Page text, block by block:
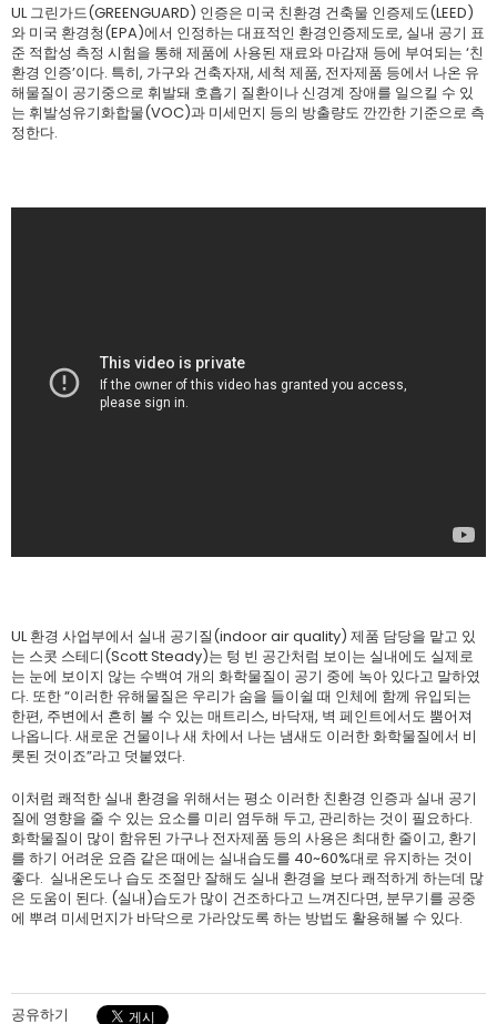
UL 그린가드(GREENGUARD) 인증은 미국 친환경 건축물 인증제도(LEED)
와 미국 환경청(EPA)에서 인정하는 대표적인 환경인증제도로, 실내 공기 표
준 적합성 측정 시험을 통해 제품에 사용된 재료와 마감재 등에 부여되는 ‘친
환경 인증’이다. 특히, 가구와 건축자재, 세척 제품, 전자제품 등에서 나온 유
해물질이 공기중으로 휘발돼 호흡기 질환이나 신경계 장애를 일으킬 수 있
는 휘발성유기화합물(VOC)과 미세먼지 등의 방출량도 깐깐한 기준으로 측
정한다.
UL 환경 사업부에서 실내 공기질(indoor air quality) 제품 담당을 맡고 있
는 스콧 스테디(Scott Steady)는 텅 빈 공간처럼 보이는 실내에도 실제로
는 눈에 보이지 않는 수백여 개의 화학물질이 공기 중에 녹아 있다고 말하였
다. 또한 “이러한 유해물질은 우리가 숨을 들이쉴 때 인체에 함께 유입되는
한편, 주변에서 흔히 볼 수 있는 매트리스, 바닥재, 벽 페인트에서도 뿜어져
나옵니다. 새로운 건물이나 새 차에서 나는 냄새도 이러한 화학물질에서 비
롯된 것이죠”라고 덧붙였다.
이처럼 쾌적한 실내 환경을 위해서는 평소 이러한 친환경 인증과 실내 공기
질에 영향을 줄 수 있는 요소를 미리 염두해 두고, 관리하는 것이 필요하다.
화학물질이 많이 함유된 가구나 전자제품 등의 사용은 최대한 줄이고, 환기
를 하기 어려운 요즘 같은 때에는 실내습도를 40~60%대로 유지하는 것이
좋다. 실내온도나 습도 조절만 잘해도 실내 환경을 보다 쾌적하게 하는데 많
은 도움이 된다. (실내)습도가 많이 건조하다고 느껴진다면, 분무기를 공중
에 뿌려 미세먼지가 바닥으로 가라앉도록 하는 방법도 활용해볼 수 있다.
공유하기